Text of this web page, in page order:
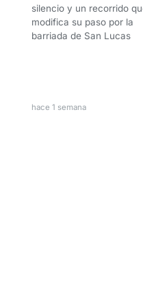
silencio y un recorrido
modifica su paso por la
barriada de San Lucas
hace 1 semana